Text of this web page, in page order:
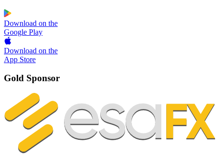
Download on the
Google Play
Download on the
App Store
Gold Sponsor